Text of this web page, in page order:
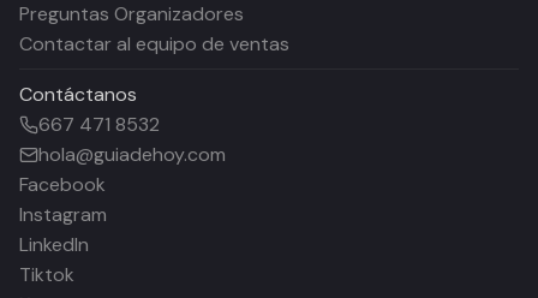
Preguntas Organizadores
Contactar al equipo de ventas
Contáctanos
667 471 8532
hola@guiadehoy.com
Facebook
Instagram
LinkedIn
Tiktok